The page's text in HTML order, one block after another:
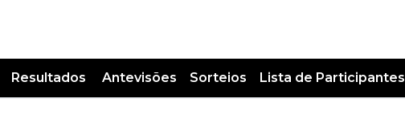
Resultados Antevisões Sorteios Lista de Participantes